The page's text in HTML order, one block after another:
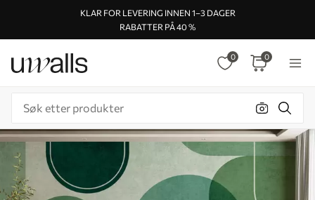
KLAR FOR LEVERING INNEN 1–3 DAGER
RABATTER PÅ 40 %
0 0